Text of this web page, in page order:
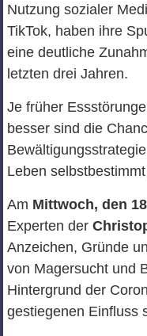
Nutzung sozialer
TikTok, haben ihre
eine deutliche
letzten drei Jahren.
Je früher
besser sind die
Leben
Am Mittwoch, den
Experten der
Anzeichen, Gründe
von Magersucht und
Hintergrund der
gestiegenen Einfluss